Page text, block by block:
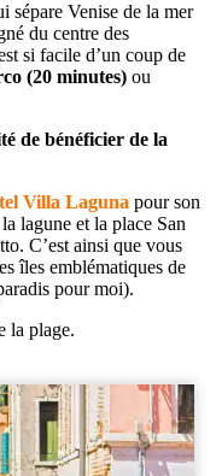
sépare Venise de la mer
du centre des
si facile d’un coup de
(20 minutes) ou
de bénéficier de la
Villa Laguna pour son
lagune et la place San
C’est ainsi que vous
îles emblématiques de
pour moi).
la plage.